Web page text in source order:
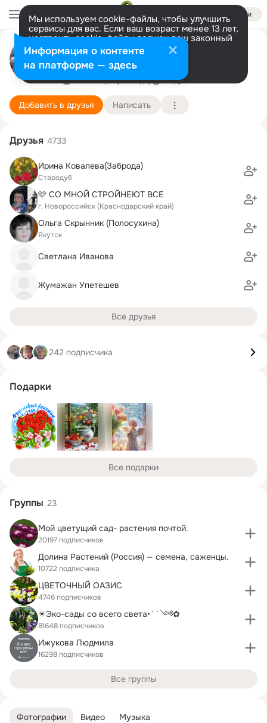
Войти
Мы используем cookie-файлы, чтобы улучшить
сервисы для вас. Если ваш возраст менее 13 лет,
настроить cookie-файлы должен ваш законный
представитель. Больше информации
Разрешить все Настроить
Галина Несина
https://pitomnikroz.ru/
20 января (52 года)
Подробнее
Добавить в друзья Написать
Фотографии Видео Музыка
Друзья 4733
Ирина Ковалева(Заброда)
Стародуб
🩷 СО МНОЙ СТРОЙНЕЮТ ВСЕ
г. Новороссийск (Краснодарский край)
Ольга Скрынник (Полосухина)
Якутск
Светлана Иванова
Жумажан Упетешев
Все друзья
242 подписчика
Подарки
Все подарки
Группы 23
Мой цветущий сад- растения почтой.
20197 подписчиков
Долина Растений (Россия) — семена, саженцы.
10722 подписчика
ЦВЕТОЧНЫЙ ОАЗИС
4746 подписчиков
☀Эко-сады со всего света•˙˙༺✿
81648 подписчиков
Ижукова Людмила
16298 подписчиков
Все группы
Информация о контенте
на платформе — здесь